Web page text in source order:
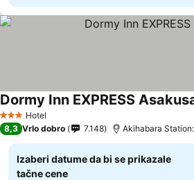
3 Zvezdice
Hotel
Dormy Inn EXPRESS
8,3 Vrlo dobro 7.148 Akihabara
Izaberi datume da bi se prikazale
tačne cene